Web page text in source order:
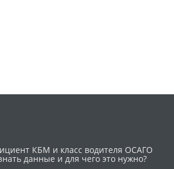
КБМ и класс водителя ОСАГО
данные и для чего это нужно?